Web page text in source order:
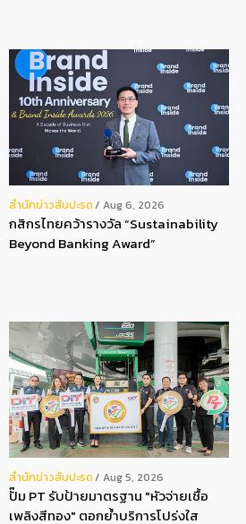
สํานักข่าวสับปะรด Aug 6, 2026
กสิกรไทยคว้ารางวัล “Sustainability
Beyond Banking Award”
สํานักข่าวสับปะรด Aug 5, 2026
ปั๊ม PT รับป้ายมาตรฐาน "หัวจ่ายเชื้อ
เพลิงสีทอง" ตอกย้ำบริการโปร่งใส